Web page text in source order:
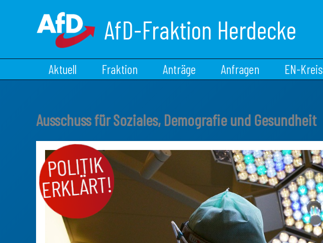
AfD-Fraktion Herdecke
Aktuell Fraktion Anträge Anfragen EN-Kreis
Ausschuss für Soziales, Demografie und Gesundheit